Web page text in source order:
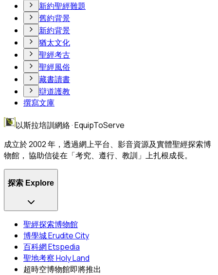
新約聖經難題
舊約背景
新約背景
猶太文化
聖經考古
聖經風俗
藏書讀書
辯道護教
撰寫文庫
以斯拉培訓網絡 · EquipToServe
成立於 2002 年，透過網上平台、影音資源及實體聖經探索博
物館， 協助信徒在「考究、遵行、教訓」上扎根成長。
探索 Explore
聖經探索博物館
博學城 Erudite City
百科網 Etspedia
聖地考察 Holy Land
超時空博物館即將推出